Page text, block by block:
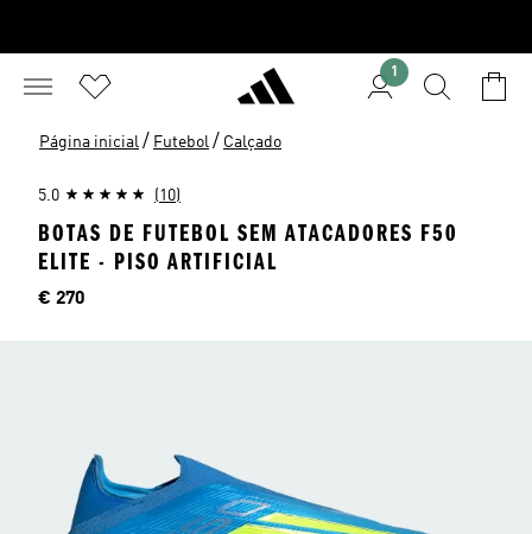
1
Página inicial / Futebol / Calçado
5.0 (10)
BOTAS DE FUTEBOL SEM ATACADORES F50
ELITE - PISO ARTIFICIAL
Preço
€ 270